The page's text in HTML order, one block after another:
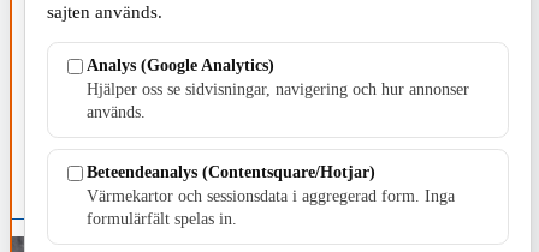
VÄRNAMO KOMMUN
12 JUNI, 2019, 06:50 0
Varnar för kraftig åska
SMHI har utfärdat en klass 1 varning för kraftig åska under
onsdagsmorgonen
sajten används.
Analys (Google Analytics)
Hjälper oss se sidvisningar, navigering och hur annonser
används.
Beteendeanalys (Contentsquare/Hotjar)
Värmekartor och sessionsdata i aggregerad form. Inga
formulärfält spelas in.